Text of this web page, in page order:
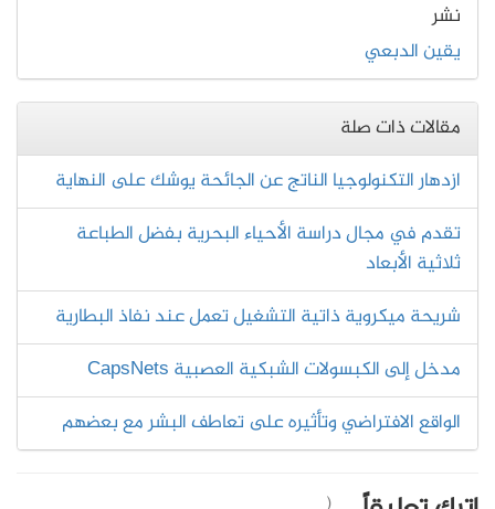
نشر
يقين الدبعي
مقالات ذات صلة
ازدهار التكنولوجيا الناتج عن الجائحة يوشك على النهاية
تقدم في مجال دراسة الأحياء البحرية بفضل الطباعة
ثلاثية الأبعاد
شريحة ميكروية ذاتية التشغيل تعمل عند نفاذ البطارية
مدخل إلى الكبسولات الشبكية العصبية CapsNets
الواقع الافتراضي وتأثيره على تعاطف البشر مع بعضهم